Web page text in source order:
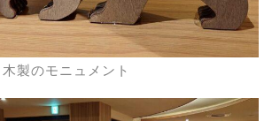
木製のモニュメント